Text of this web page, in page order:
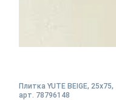
Плитка YUTE BEIGE, 25x75,
арт. 78796148